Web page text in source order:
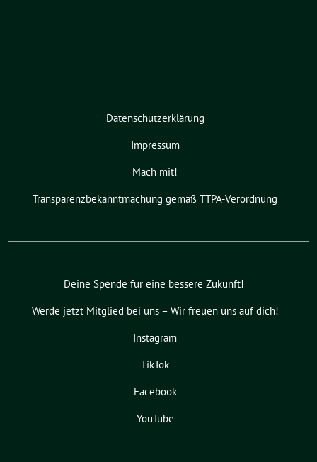
Datenschutzerklärung
Impressum
Mach mit!
Transparenzbekanntmachung gemäß TTPA-Verordnung
Deine Spende für eine bessere Zukunft!
Werde jetzt Mitglied bei uns – Wir freuen uns auf dich!
Instagram
TikTok
Facebook
YouTube